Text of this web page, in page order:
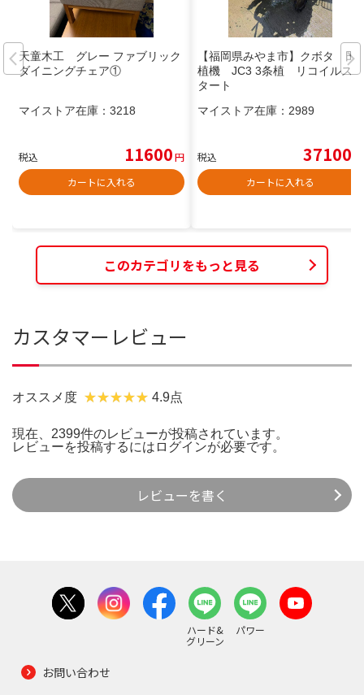
天童木工 グレー ファブリック
ダイニングチェア①
マイストア在庫： 3218
税込 11600円
カートに入れる
【福岡県みやま市】クボタ 田
植機 JC3 3条植 リコイルス
タート
マイストア在庫： 2989
税込 37100
カートに入れる
このカテゴリをもっと見る
カスタマーレビュー
オススメ度 4.9点
現在、2399件のレビューが投稿されています。
レビューを投稿するには ログインが必要です。
レビューを書く
ハード&
グリーン
パワー
お問い合わせ